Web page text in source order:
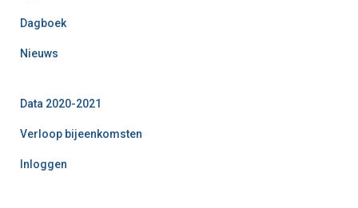
Dagboek
Nieuws
Data 2020-2021
Verloop bijeenkomsten
Inloggen